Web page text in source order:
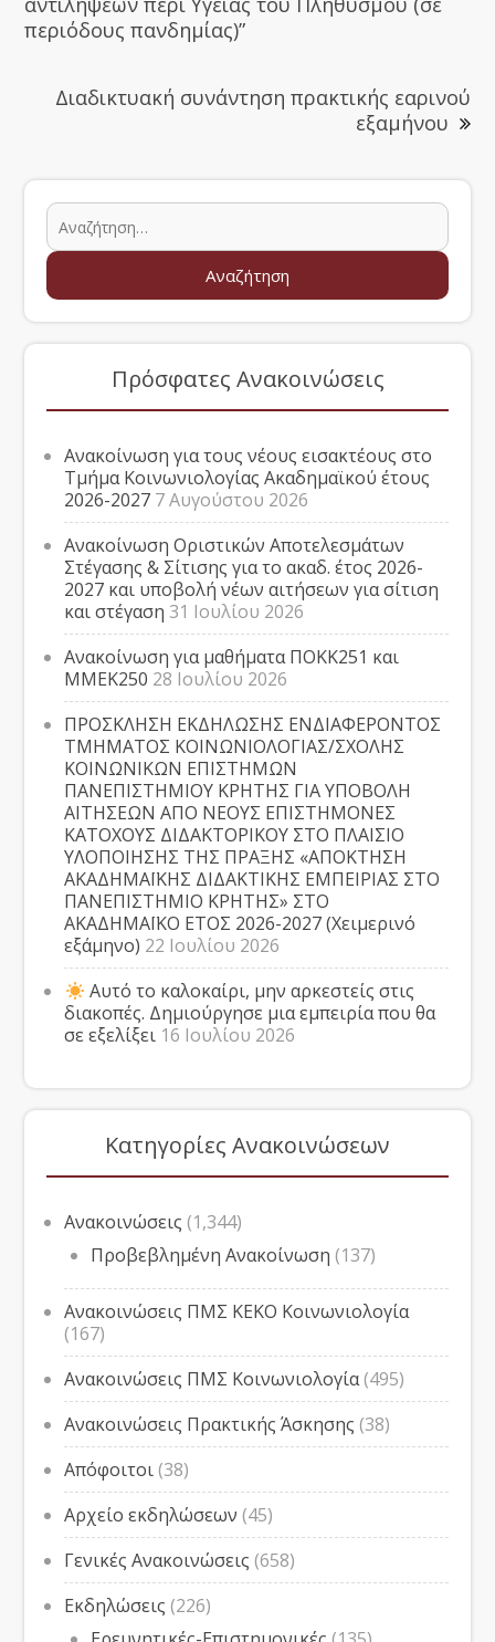
περιόδους πανδημίας)”
Διαδικτυακή συνάντηση πρακτικής εαρινού
εξαμήνου
Πρόσφατες Ανακοινώσεις
Ανακοίνωση για τους νέους εισακτέους στο
Τμήμα Κοινωνιολογίας Ακαδημαϊκού έτους
2026-2027 7 Αυγούστου 2026
Ανακοίνωση Οριστικών Αποτελεσμάτων
Στέγασης & Σίτισης για το ακαδ. έτος 2026-
2027 και υποβολή νέων αιτήσεων για σίτιση
και στέγαση 31 Ιουλίου 2026
Ανακοίνωση για μαθήματα ΠΟΚΚ251 και
ΜΜΕΚ250 28 Ιουλίου 2026
ΠΡΟΣΚΛΗΣΗ ΕΚΔΗΛΩΣΗΣ ΕΝΔΙΑΦΕΡΟΝΤΟΣ
ΤΜΗΜΑΤΟΣ ΚΟΙΝΩΝΙΟΛΟΓΙΑΣ/ΣΧΟΛΗΣ
ΚΟΙΝΩΝΙΚΩΝ ΕΠΙΣΤΗΜΩΝ
ΠΑΝΕΠΙΣΤΗΜΙΟΥ ΚΡΗΤΗΣ ΓΙΑ ΥΠΟΒΟΛΗ
ΑΙΤΗΣΕΩΝ ΑΠΟ ΝΕΟΥΣ ΕΠΙΣΤΗΜΟΝΕΣ
ΚΑΤΟΧΟΥΣ ΔΙΔΑΚΤΟΡΙΚΟΥ ΣΤΟ ΠΛΑΙΣΙΟ
ΥΛΟΠΟΙΗΣΗΣ ΤΗΣ ΠΡΑΞΗΣ «ΑΠΟΚΤΗΣΗ
ΑΚΑΔΗΜΑΪΚΗΣ ΔΙΔΑΚΤΙΚΗΣ ΕΜΠΕΙΡΙΑΣ ΣΤΟ
ΠΑΝΕΠΙΣΤΗΜΙΟ ΚΡΗΤΗΣ» ΣΤΟ
ΑΚΑΔΗΜΑΪΚΟ ΕΤΟΣ 2026-2027 (Χειμερινό
εξάμηνο) 22 Ιουλίου 2026
Αυτό το καλοκαίρι, μην αρκεστείς στις
διακοπές. Δημιούργησε μια εμπειρία που θα
σε εξελίξει 16 Ιουλίου 2026
Κατηγορίες Ανακοινώσεων
Ανακοινώσεις (1,344)
Προβεβλημένη Ανακοίνωση (137)
Ανακοινώσεις ΠΜΣ ΚΕΚΟ Κοινωνιολογία
(167)
Ανακοινώσεις ΠΜΣ Κοινωνιολογία(495)
Ανακοινώσεις Πρακτικής Άσκησης (38)
Απόφοιτοι(38)
Αρχείο εκδηλώσεων (45)
Γενικές Ανακοινώσεις (658)
Εκδηλώσεις (226)